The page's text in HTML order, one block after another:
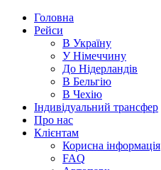
Головна
Рейси
В Україну
У Нiмеччину
До Нідерландів
В Бельгію
В Чехiю
Індивідуальний трансфер
Про нас
Клієнтам
Корисна інформація
FAQ